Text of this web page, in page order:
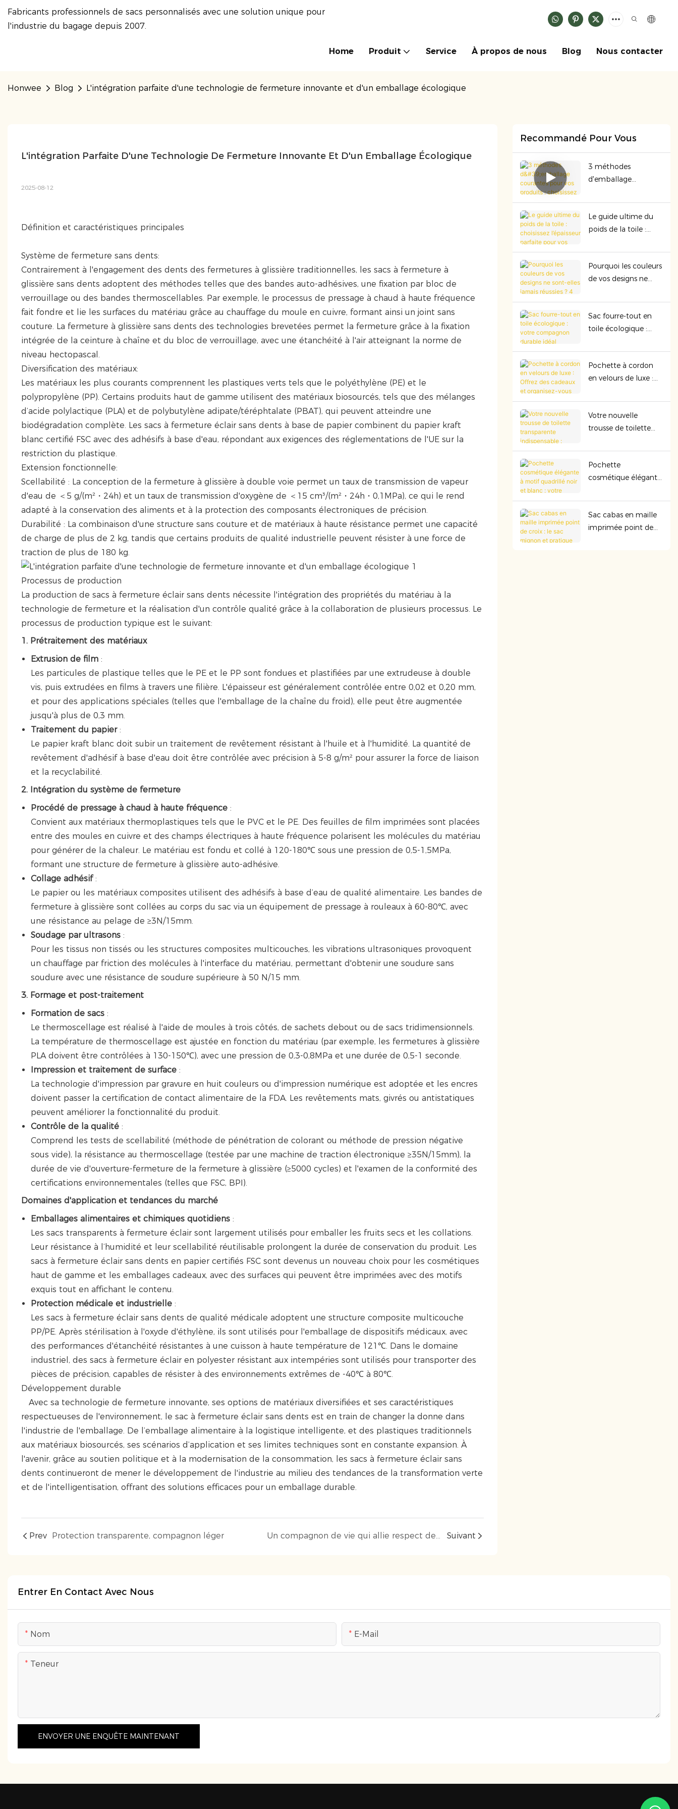
Fabricants professionnels de sacs personnalisés avec une solution unique pour
l'industrie du bagage depuis 2007.
Home Produit Service À propos de nous Blog Nous contacter
Honwee Blog L'intégration parfaite d'une technologie de fermeture innovante et d'un emballage écologique
L'intégration Parfaite D'une Technologie De Fermeture Innovante Et D'un Emballage Écologique
2025-08-12
Définition et caractéristiques principales
Système de fermeture sans dents:
Contrairement à l'engagement des dents des fermetures à glissière traditionnelles, les sacs à fermeture à
glissière sans dents adoptent des méthodes telles que des bandes auto-adhésives, une fixation par bloc de
verrouillage ou des bandes thermoscellables. Par exemple, le processus de pressage à chaud à haute fréquence
fait fondre et lie les surfaces du matériau grâce au chauffage du moule en cuivre, formant ainsi un joint sans
couture. La fermeture à glissière sans dents des technologies brevetées permet la fermeture grâce à la fixation
intégrée de la ceinture à chaîne et du bloc de verrouillage, avec une étanchéité à l'air atteignant la norme de
niveau hectopascal.
Diversification des matériaux:
Les matériaux les plus courants comprennent les plastiques verts tels que le polyéthylène (PE) et le
polypropylène (PP). Certains produits haut de gamme utilisent des matériaux biosourcés, tels que des mélanges
d’acide polylactique (PLA) et de polybutylène adipate/téréphtalate (PBAT), qui peuvent atteindre une
biodégradation complète. Les sacs à fermeture éclair sans dents à base de papier combinent du papier kraft
blanc certifié FSC avec des adhésifs à base d'eau, répondant aux exigences des réglementations de l'UE sur la
restriction du plastique.
Extension fonctionnelle:
Scellabilité : La conception de la fermeture à glissière à double voie permet un taux de transmission de vapeur
d'eau de ＜5 g/(m²・24h) et un taux de transmission d'oxygène de ＜15 cm³/(m²・24h・0,1MPa), ce qui le rend
adapté à la conservation des aliments et à la protection des composants électroniques de précision.
Durabilité : La combinaison d'une structure sans couture et de matériaux à haute résistance permet une capacité
de charge de plus de 2 kg, tandis que certains produits de qualité industrielle peuvent résister à une force de
traction de plus de 180 kg.
Processus de production
La production de sacs à fermeture éclair sans dents nécessite l'intégration des propriétés du matériau à la
technologie de fermeture et la réalisation d'un contrôle qualité grâce à la collaboration de plusieurs processus. Le
processus de production typique est le suivant:
1. Prétraitement des matériaux
Extrusion de film :
Les particules de plastique telles que le PE et le PP sont fondues et plastifiées par une extrudeuse à double
vis, puis extrudées en films à travers une filière. L'épaisseur est généralement contrôlée entre 0,02 et 0,20 mm,
et pour des applications spéciales (telles que l'emballage de la chaîne du froid), elle peut être augmentée
jusqu'à plus de 0,3 mm.
Traitement du papier :
Le papier kraft blanc doit subir un traitement de revêtement résistant à l'huile et à l'humidité. La quantité de
revêtement d'adhésif à base d'eau doit être contrôlée avec précision à 5-8 g/m² pour assurer la force de liaison
et la recyclabilité.
2. Intégration du système de fermeture
Procédé de pressage à chaud à haute fréquence :
Convient aux matériaux thermoplastiques tels que le PVC et le PE. Des feuilles de film imprimées sont placées
entre des moules en cuivre et des champs électriques à haute fréquence polarisent les molécules du matériau
pour générer de la chaleur. Le matériau est fondu et collé à 120-180℃ sous une pression de 0,5-1,5MPa,
formant une structure de fermeture à glissière auto-adhésive.
Collage adhésif :
Le papier ou les matériaux composites utilisent des adhésifs à base d’eau de qualité alimentaire. Les bandes de
fermeture à glissière sont collées au corps du sac via un équipement de pressage à rouleaux à 60-80℃, avec
une résistance au pelage de ≥3N/15mm.
Soudage par ultrasons :
Pour les tissus non tissés ou les structures composites multicouches, les vibrations ultrasoniques provoquent
un chauffage par friction des molécules à l'interface du matériau, permettant d'obtenir une soudure sans
soudure avec une résistance de soudure supérieure à 50 N/15 mm.
3. Formage et post-traitement
Formation de sacs :
Le thermoscellage est réalisé à l'aide de moules à trois côtés, de sachets debout ou de sacs tridimensionnels.
La température de thermoscellage est ajustée en fonction du matériau (par exemple, les fermetures à glissière
PLA doivent être contrôlées à 130-150℃), avec une pression de 0,3-0,8MPa et une durée de 0,5-1 seconde.
Impression et traitement de surface :
La technologie d'impression par gravure en huit couleurs ou d'impression numérique est adoptée et les encres
doivent passer la certification de contact alimentaire de la FDA. Les revêtements mats, givrés ou antistatiques
peuvent améliorer la fonctionnalité du produit.
Contrôle de la qualité :
Comprend les tests de scellabilité (méthode de pénétration de colorant ou méthode de pression négative
sous vide), la résistance au thermoscellage (testée par une machine de traction électronique ≥35N/15mm), la
durée de vie d'ouverture-fermeture de la fermeture à glissière (≥5000 cycles) et l'examen de la conformité des
certifications environnementales (telles que FSC, BPI).
Domaines d'application et tendances du marché
Emballages alimentaires et chimiques quotidiens :
Les sacs transparents à fermeture éclair sont largement utilisés pour emballer les fruits secs et les collations.
Leur résistance à l’humidité et leur scellabilité réutilisable prolongent la durée de conservation du produit. Les
sacs à fermeture éclair sans dents en papier certifiés FSC sont devenus un nouveau choix pour les cosmétiques
haut de gamme et les emballages cadeaux, avec des surfaces qui peuvent être imprimées avec des motifs
exquis tout en affichant le contenu.
Protection médicale et industrielle :
Les sacs à fermeture éclair sans dents de qualité médicale adoptent une structure composite multicouche
PP/PE. Après stérilisation à l'oxyde d'éthylène, ils sont utilisés pour l'emballage de dispositifs médicaux, avec
des performances d'étanchéité résistantes à une cuisson à haute température de 121℃. Dans le domaine
industriel, des sacs à fermeture éclair en polyester résistant aux intempéries sont utilisés pour transporter des
pièces de précision, capables de résister à des environnements extrêmes de -40℃ à 80℃.
Développement durable
Avec sa technologie de fermeture innovante, ses options de matériaux diversifiées et ses caractéristiques
respectueuses de l'environnement, le sac à fermeture éclair sans dents est en train de changer la donne dans
l'industrie de l'emballage. De l’emballage alimentaire à la logistique intelligente, et des plastiques traditionnels
aux matériaux biosourcés, ses scénarios d’application et ses limites techniques sont en constante expansion. À
l'avenir, grâce au soutien politique et à la modernisation de la consommation, les sacs à fermeture éclair sans
dents continueront de mener le développement de l'industrie au milieu des tendances de la transformation verte
et de l'intelligentisation, offrant des solutions efficaces pour un emballage durable.
Prev Protection transparente, compagnon léger Un compagnon de vie qui allie respect de l'environnement et praticité Suivant
Recommandé Pour Vous
3 méthodes
d'emballage
produits : choisissez
celle qui convient le
mieux en termes de
rentabilité.
Le guide ultime du
poids de la toile :
parfaite pour vos sacs
haut de gamme
Pourquoi les couleurs
de vos designs ne
réussies ? 4 facteurs
cachés qui gâchent
le rendu des
Sac fourre-tout en
toile écologique :
durable idéal
Pochette à cordon
en velours de luxe :
et organisez-vous
avec élégance grâce
à sa qualité
Votre nouvelle
trousse de toilette
indispensable :
approuvée par la
TSA, résistante et
vos aventures.
Pochette
cosmétique élégante
et blanc : votre
accessoire
indispensable et stylé
Sac cabas en maille
imprimée point de
Entrer En Contact Avec Nous
Nom E-Mail
Teneur
ENVOYER UNE ENQUÊTE MAINTENANT